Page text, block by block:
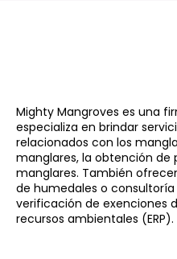
Mighty Mangroves es una
especializa en brindar
relacionados con los
manglares, la obtención de
manglares. También
de humedales o
verificación de exenciones
recursos ambientales (ERP).